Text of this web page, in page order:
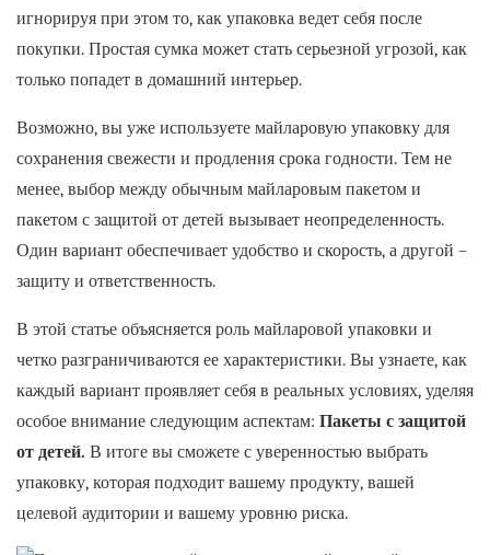
игнорируя при этом то, как упаковка ведет себя после
покупки. Простая сумка может стать серьезной угрозой, как
только попадет в домашний интерьер.
Возможно, вы уже используете майларовую упаковку для
сохранения свежести и продления срока годности. Тем не
менее, выбор между обычным майларовым пакетом и
пакетом с защитой от детей вызывает неопределенность.
Один вариант обеспечивает удобство и скорость, а другой –
защиту и ответственность.
В этой статье объясняется роль майларовой упаковки и
четко разграничиваются ее характеристики. Вы узнаете, как
каждый вариант проявляет себя в реальных условиях, уделяя
особое внимание следующим аспектам: Пакеты с защитой
от детей. В итоге вы сможете с уверенностью выбрать
упаковку, которая подходит вашему продукту, вашей
целевой аудитории и вашему уровню риска.